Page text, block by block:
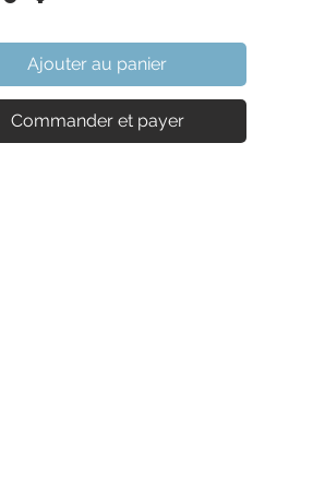
Ajouter au panier
Commander et payer